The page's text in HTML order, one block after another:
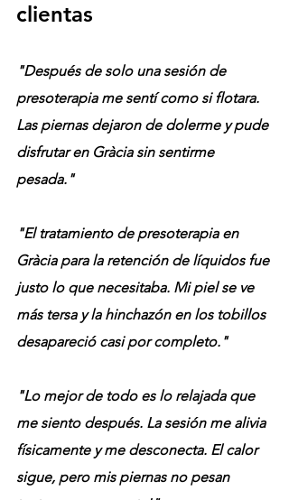
clientas
"Después de solo una sesión de
presoterapia me sentí como si flotara.
Las piernas dejaron de dolerme y pude
disfrutar en Gràcia sin sentirme
pesada."
"El tratamiento de presoterapia en
Gràcia para la retención de líquidos fue
justo lo que necesitaba. Mi piel se ve
más tersa y la hinchazón en los tobillos
desapareció casi por completo."
"Lo mejor de todo es lo relajada que
me siento después. La sesión me alivia
físicamente y me desconecta. El calor
sigue, pero mis piernas no pesan